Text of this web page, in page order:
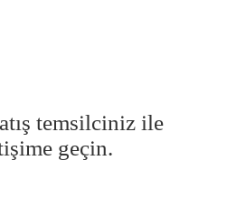
temsilciniz ile
geçin.